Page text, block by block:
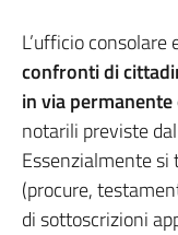
L’ufficio consolare
confronti di
in via
notarili previste
Essenzialmente
(procure,
di sottoscrizioni